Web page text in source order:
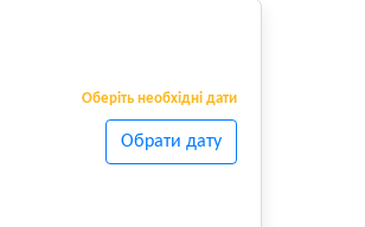
Оберіть необхідні дати
Обрати дату